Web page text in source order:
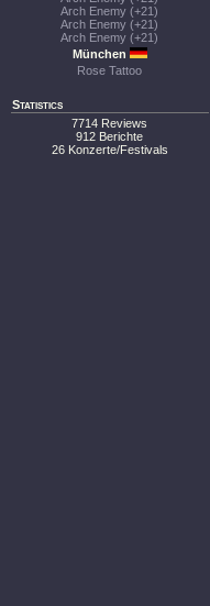
Arch Enemy (+21)
Arch Enemy (+21)
Arch Enemy (+21)
München
Rose Tattoo
Statistics
7714 Reviews
912 Berichte
26 Konzerte/Festivals